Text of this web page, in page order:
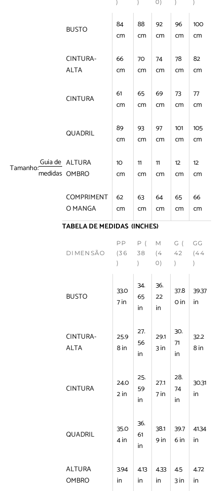
Tamanho:Guia de
medidas
) ) 0) ) )
BUSTO
84
cm
88
cm
92
cm
96
cm
100
cm
CINTURA-
ALTA
66
cm
70
cm
74
cm
78
cm
82
cm
CINTURA
61
cm
65
cm
69
cm
73
cm
77
cm
QUADRIL
89
cm
93
cm
97
cm
101
cm
105
cm
ALTURA
OMBRO
10
cm
11
cm
11
cm
12
cm
12
cm
COMPRIMENT
O MANGA
62
cm
63
cm
64
cm
65
cm
66
cm
TABELA DE MEDIDAS (INCHES)
DIMENSÃO
PP
(36
)
P (
38
)
M
(4
0)
G (
42
)
GG
(44
)
BUSTO
33.0
7 in
34.
65
in
36.
22
in
37.8
0 in
39.37
in
CINTURA-
ALTA
25.9
8 in
27.
56
in
29.1
3 in
30.
71
in
32.2
8 in
CINTURA
24.0
2 in
25.
59
in
27.1
7 in
28.
74
in
30.31
in
QUADRIL
35.0
4 in
36.
61
in
38.1
9 in
39.7
6 in
41.34
in
ALTURA
OMBRO
3.94
in
4.13
in
4.33
in
4.5
3 in
4.72
in